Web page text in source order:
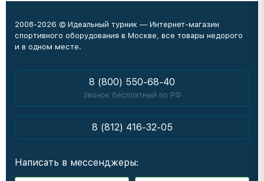
2008-2026 © Идеальный турник — Интернет-магазин
спортивного оборудования в Москве, все товары недорого
и в одном месте.
8 (800) 550-68-40
Звонок бесплатный по РФ
8 (812) 416-32-05
Написать в мессенджеры: